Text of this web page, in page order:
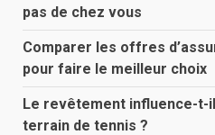
pas de chez vous
Comparer les offres
pour faire le meilleur choix
Le revêtement influence-t-
terrain de tennis ?